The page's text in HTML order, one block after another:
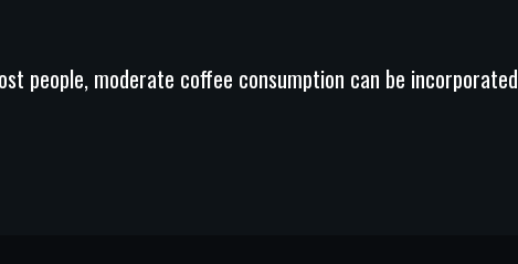
people, moderate coffee consumption can be incorporated